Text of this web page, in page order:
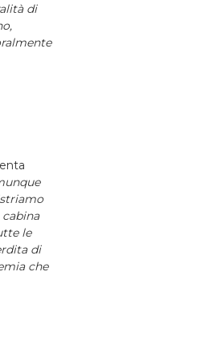
di
le
di
che